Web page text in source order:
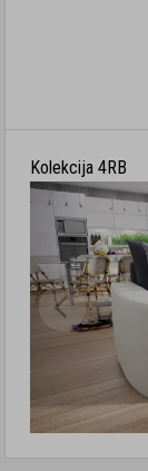
Kolekcija 4RB